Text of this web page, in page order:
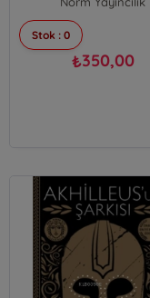
Stok : 0
₺350,00